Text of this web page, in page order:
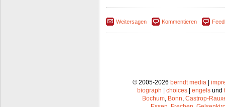
Weitersagen Kommentieren
© 2005-2026 berndt media |
biograph | choices | engels und
Bochum Bonn Castrop-